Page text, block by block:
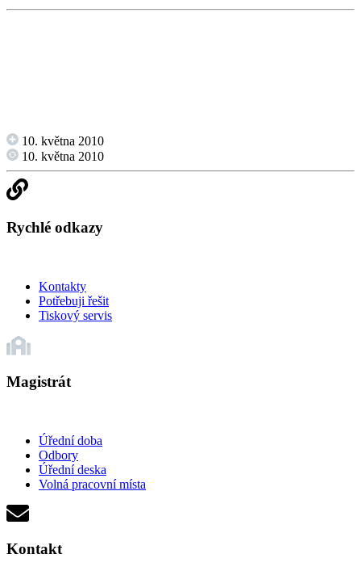
10. května 2010
10. května 2010
Rychlé odkazy
Kontakty
Potřebuji řešit
Tiskový servis
Magistrát
Úřední doba
Odbory
Úřední deska
Volná pracovní místa
Kontakt